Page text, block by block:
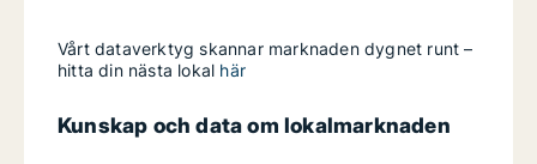
Vårt dataverktyg skannar marknaden dygnet runt –
hitta din nästa lokal här
Kunskap och data om lokalmarknaden